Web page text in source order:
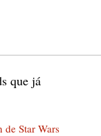
que já
Star Wars